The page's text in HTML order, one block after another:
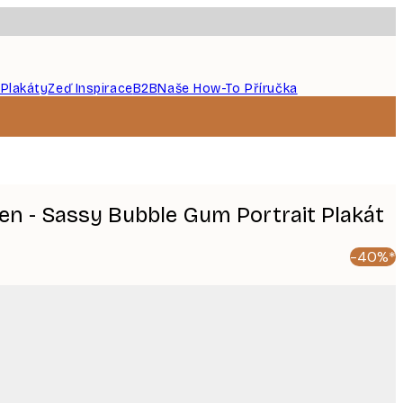
Zeď InspiraceB2BNaše How-To Příručka
- Sassy Bubble Gum Portrait Plakát
-40%*